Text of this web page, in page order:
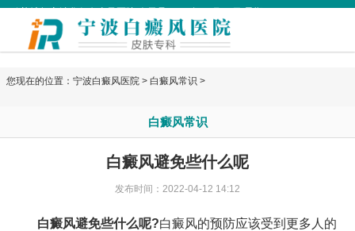
您现在的位置： 宁波白癜风医院 > 白癜风常识 >
白癜风常识
白癜风避免些什么呢
发布时间：2022-04-12 14:12
白癜风避免些什么呢?白癜风的预防应该受到更多人的